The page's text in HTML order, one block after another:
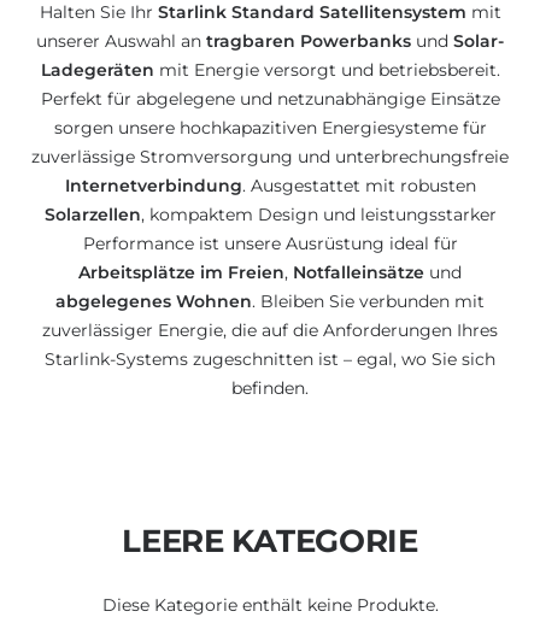
Halten Sie Ihr Starlink Standard Satellitensystem mit
unserer Auswahl an tragbaren Powerbanks und Solar-
Ladegeräten mit Energie versorgt und betriebsbereit.
Perfekt für abgelegene und netzunabhängige Einsätze
sorgen unsere hochkapazitiven Energiesysteme für
zuverlässige Stromversorgung und unterbrechungsfreie
Internetverbindung. Ausgestattet mit robusten
Solarzellen, kompaktem Design und leistungsstarker
Performance ist unsere Ausrüstung ideal für
Arbeitsplätze im Freien, Notfalleinsätze und
abgelegenes Wohnen. Bleiben Sie verbunden mit
zuverlässiger Energie, die auf die Anforderungen Ihres
Starlink-Systems zugeschnitten ist – egal, wo Sie sich
befinden.
LEERE KATEGORIE
Diese Kategorie enthält keine Produkte.